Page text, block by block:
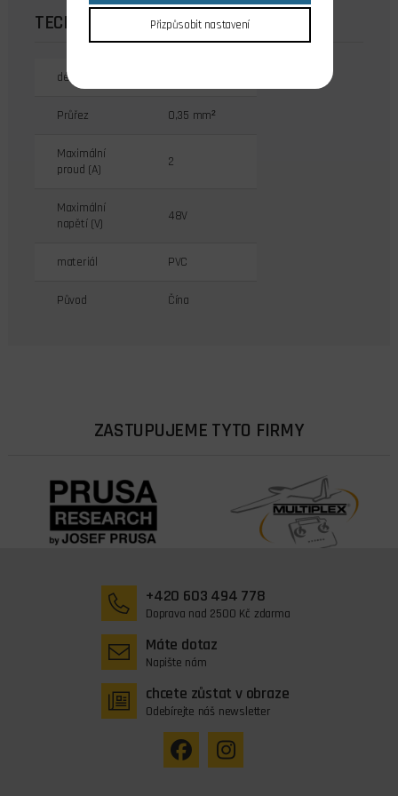
TECHNICKÉ ÚDAJE
délka
Průřez 0,35 mm²
Maximální
proud (A)
2
Maximální
napětí (V)
48V
materiál PVC
Původ Čína
ZASTUPUJEME TYTO FIRMY
+420 603 494 778
Doprava nad 2500 Kč zdarma
Máte dotaz
Napište nám
chcete zůstat v obraze
Odebírejte náš newsletter
Přizpůsobit nastavení